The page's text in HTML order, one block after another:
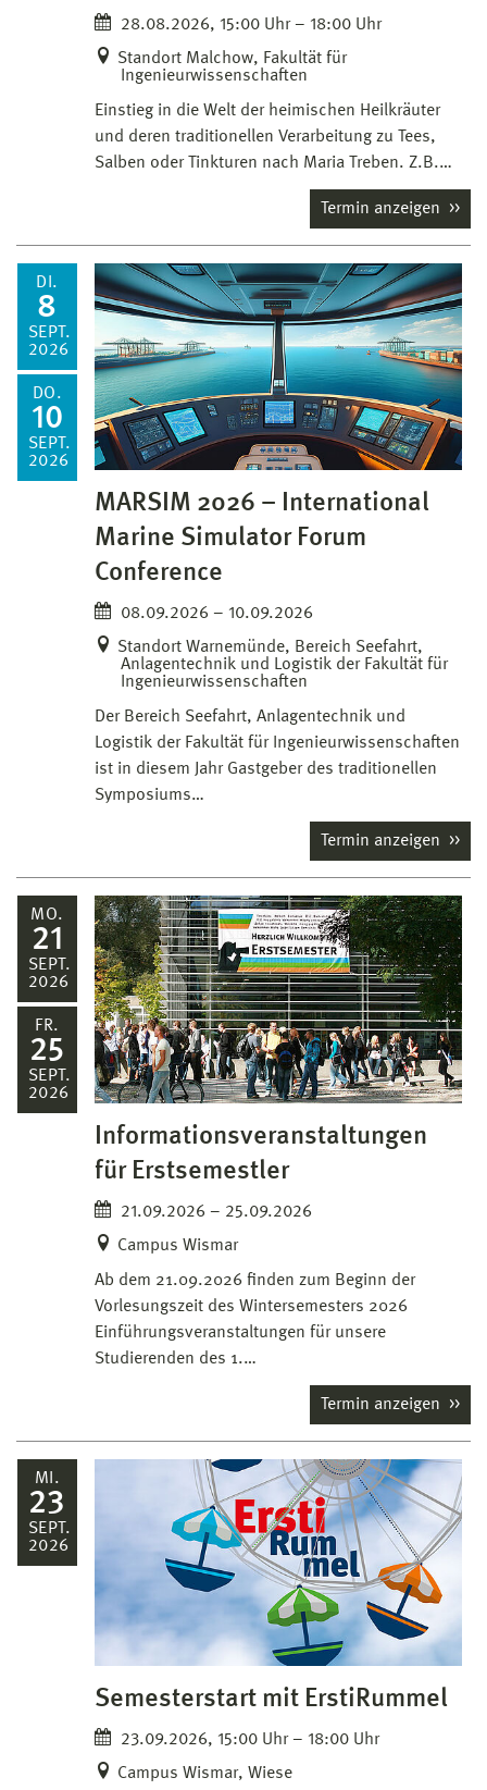
28.08.2026, 15:00 Uhr – 18:00 Uhr
Standort Malchow, Fakultät für
Ingenieurwissenschaften
Einstieg in die Welt der heimischen Heilkräuter
und deren traditionellen Verarbeitung zu Tees,
Salben oder Tinkturen nach Maria Treben. Z.B.…
Termin anzeigen
DI.
8
SEPT.
2026
DO.
10
SEPT.
2026
MARSIM 2026 – International
Marine Simulator Forum
Conference
08.09.2026 – 10.09.2026
Standort Warnemünde, Bereich Seefahrt,
Anlagentechnik und Logistik der Fakultät für
Ingenieurwissenschaften
Der Bereich Seefahrt, Anlagentechnik und
Logistik der Fakultät für Ingenieurwissenschaften
ist in diesem Jahr Gastgeber des traditionellen
Symposiums…
Termin anzeigen
MO.
21
SEPT.
2026
FR.
25
SEPT.
2026
Informationsveranstaltungen
für Erstsemestler
21.09.2026 – 25.09.2026
Campus Wismar
Ab dem 21.09.2026 finden zum Beginn der
Vorlesungszeit des Wintersemesters 2026
Einführungsveranstaltungen für unsere
Studierenden des 1.…
Termin anzeigen
MI.
23
SEPT.
2026
Semesterstart mit ErstiRummel
23.09.2026, 15:00 Uhr – 18:00 Uhr
Campus Wismar, Wiese